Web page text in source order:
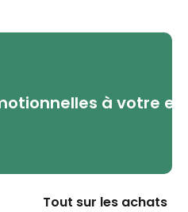
à votre
Tout sur les achats